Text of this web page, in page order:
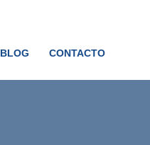
BLOG CONTACTO